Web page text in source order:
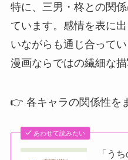
特に、三男・柊との関
ています。感情を表に
いながらも通じ合って
漫画ならではの繊細な描
👉 各キャラの関係性を
あわせて読みたい
「う